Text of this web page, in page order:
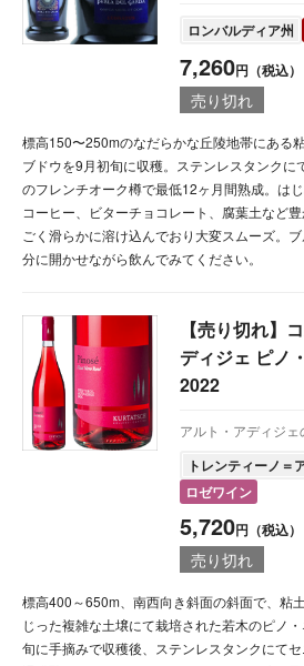
ロンバルディア州
7,260円（税込）
売り切れ
標高150〜250mのなだらかな丘陵地帯にある
ブドウを9月初旬に収穫。ステンレスタンク
のフレンチオーク樽で最低12ヶ月間熟成。は
コーヒー、ビターチョコレート、腐葉土など
ごく滑らかに溶け込んでおり大変スムーズ。
分に開かせながら飲んでみてください。
【売り切れ】
ディジェ ピノ
2022
アルト・アディジ
トレンティーノ＝
ロゼワイン
5,720円（税込）
売り切れ
標高400～650m、南西向き斜面の斜面で、粘
じった複雑な土壌にて栽培された若木のピノ
旬に手摘みで収穫後、ステンレスタンクにて